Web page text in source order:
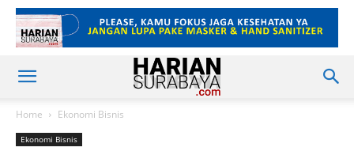
Home Ekonomi Bisnis
Ekonomi Bisnis